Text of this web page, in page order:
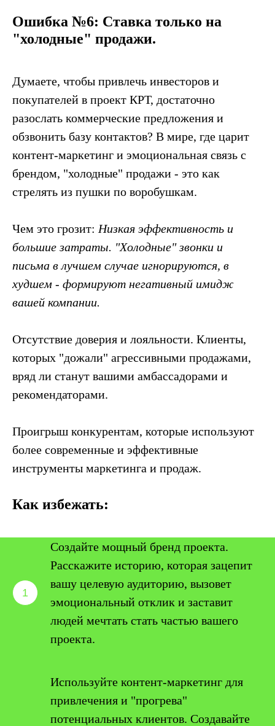
Ошибка №6: Ставка только на
"холодные" продажи.
Думаете, чтобы привлечь инвесторов и
покупателей в проект КРТ, достаточно
разослать коммерческие предложения и
обзвонить базу контактов? В мире, где царит
контент-маркетинг и эмоциональная связь с
брендом, "холодные" продажи - это как
стрелять из пушки по воробушкам.
Чем это грозит: Низкая эффективность и
большие затраты. "Холодные" звонки и
письма в лучшем случае игнорируются, в
худшем - формируют негативный имидж
вашей компании.
Отсутствие доверия и лояльности. Клиенты,
которых "дожали" агрессивными продажами,
вряд ли станут вашими амбассадорами и
рекомендаторами.
Проигрыш конкурентам, которые используют
более современные и эффективные
инструменты маркетинга и продаж.
Как избежать:
Создайте мощный бренд проекта.
Расскажите историю, которая зацепит
вашу целевую аудиторию, вызовет
эмоциональный отклик и заставит
людей мечтать стать частью вашего
проекта.
Используйте контент-маркетинг для
привлечения и "прогрева"
потенциальных клиентов. Создавайте